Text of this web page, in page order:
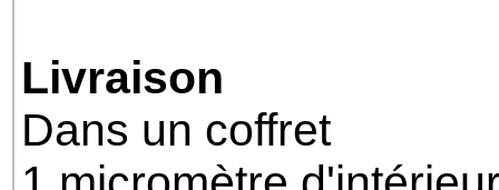
Livraison
Dans un coffret